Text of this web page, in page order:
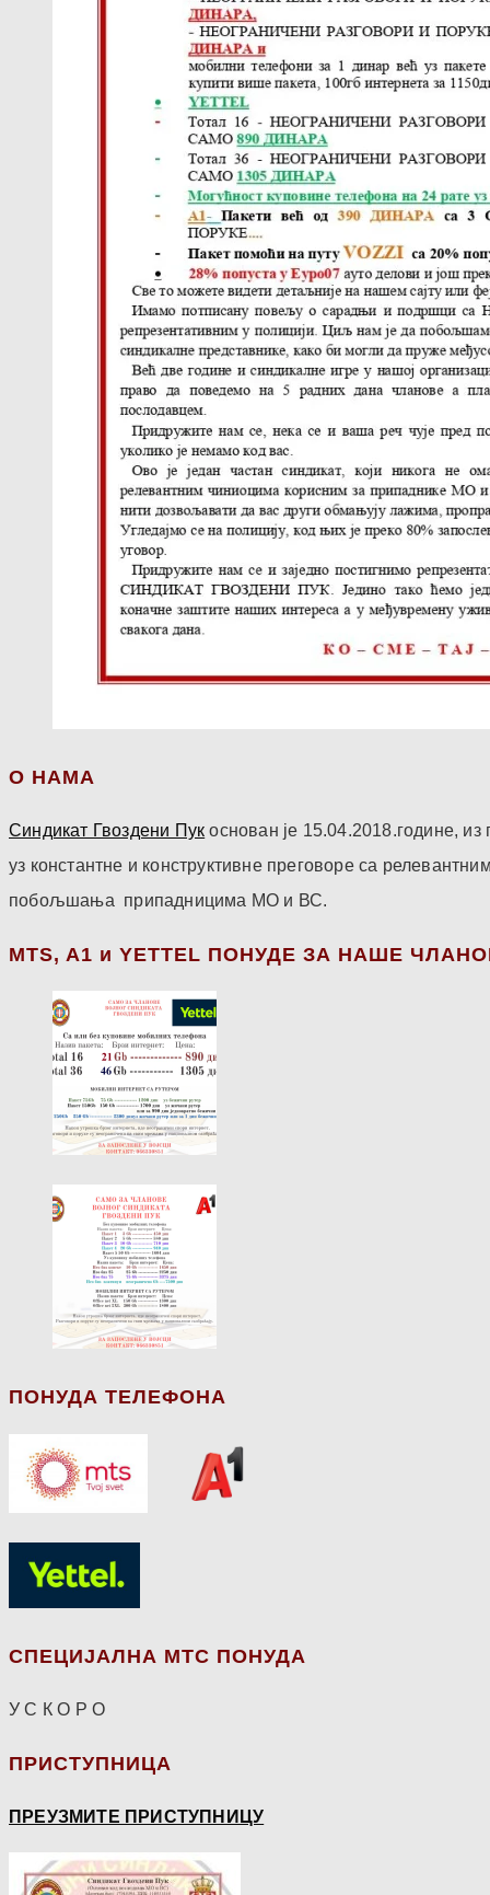
О НАМА
Синдикат Гвоздени Пук основан је 15.04.2018.године,
уз константне и конструктивне преговоре са
побољшања припадницима МО и ВС.
МТS, A1 и YETTEL ПОНУДЕ ЗА НАШЕ
ПОНУДА ТЕЛЕФОНА
СПЕЦИЈАЛНА МТС ПОНУДА
У С К О Р О
ПРИСТУПНИЦА
ПРЕУЗМИТЕ ПРИСТУПНИЦУ